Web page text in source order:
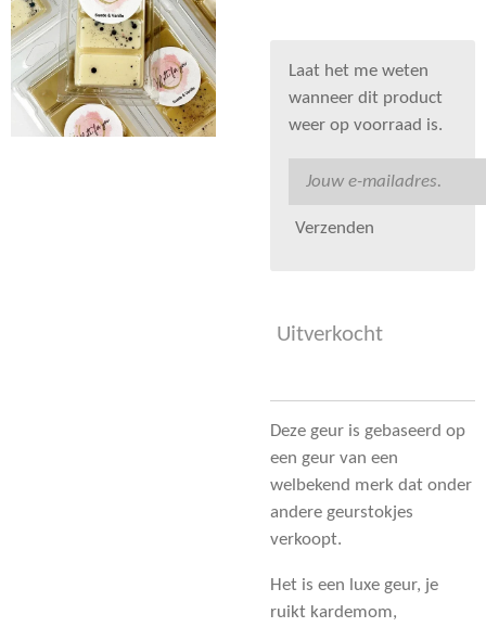
Laat het me weten
wanneer dit product
weer op voorraad is.
Verzenden
Uitverkocht
Deze geur is gebaseerd op
een geur van een
welbekend merk dat onder
andere geurstokjes
verkoopt.
Het is een luxe geur, je
ruikt kardemom,